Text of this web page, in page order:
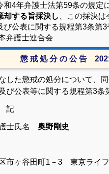
和4年弁護士法第59条の規定
却する旨採決し
、この採決
公表に関する規程第3条第3
弁護士連合会
懲 戒 処 分 の 公 告
した懲戒の処分について、
び公表等に関する規程第3条
士氏名 奥野剛史
市ヶ谷田町1－3 東京ライ